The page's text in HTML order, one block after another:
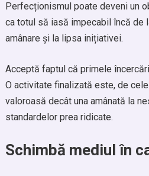
Perfecționismul poate deveni un
ca totul să iasă impecabil încă de
amânare și la lipsa inițiativei.
Acceptă faptul că primele
O activitate finalizată este, de
valoroasă decât una amânată la
standardelor prea ridicate.
Schimbă mediul în